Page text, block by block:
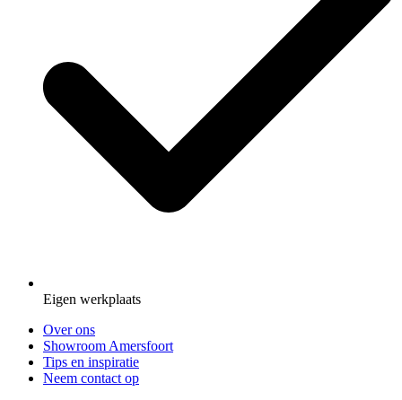
Eigen werkplaats
Over ons
Showroom Amersfoort
Tips en inspiratie
Neem contact op